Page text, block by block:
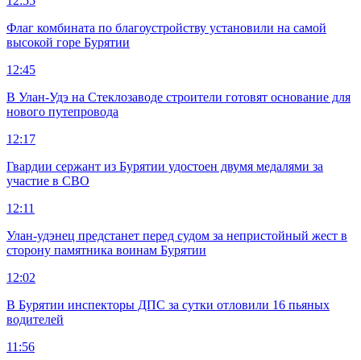
Флаг комбината по благоустройству установили на самой
высокой горе Бурятии
12:45
В Улан-Удэ на Стеклозаводе строители готовят основание для
нового путепровода
12:17
Гвардии сержант из Бурятии удостоен двумя медалями за
участие в СВО
12:11
Улан-удэнец предстанет перед судом за непристойный жест в
сторону памятника воинам Бурятии
12:02
В Бурятии инспекторы ДПС за сутки отловили 16 пьяных
водителей
11:56